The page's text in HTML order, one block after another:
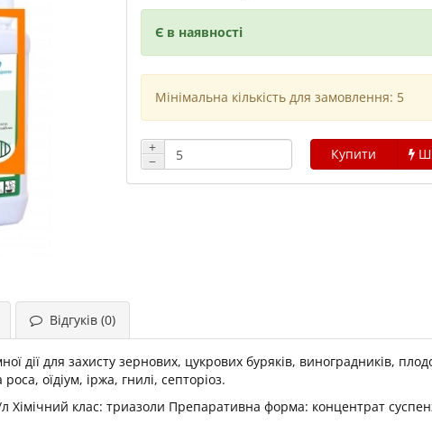
Є в наявності
Мінімальна кількість для замовлення: 5
+
−
Купити
Відгуків (0)
дії для захисту зернових, цукрових буряків, виноградників,
оїдіум, іржа, гнилі, септоріоз.
Хімічний клас: триазоли Препаративна форма: концентрат